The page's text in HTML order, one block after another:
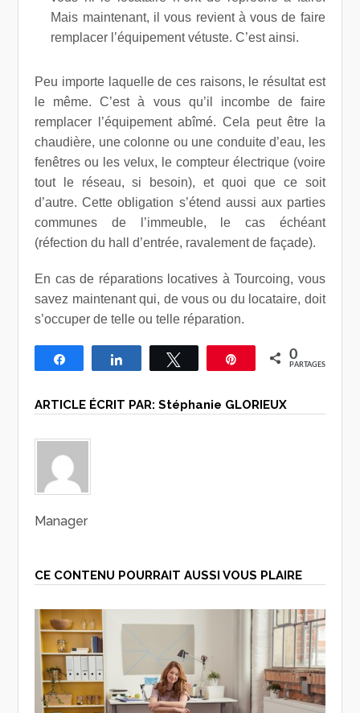
Mais maintenant, il vous revient à vous de faire
remplacer l’équipement vétuste. C’est ainsi.
Peu importe laquelle de ces raisons, le résultat est
le même. C’est à vous qu’il incombe de faire
remplacer l’équipement abîmé. Cela peut être la
chaudière, une colonne ou une conduite d’eau, les
fenêtres ou les velux, le compteur électrique (voire
tout le réseau, si besoin), et quoi que ce soit
d’autre. Cette obligation s’étend aussi aux parties
communes de l’immeuble, le cas échéant
(réfection du hall d’entrée, ravalement de façade).
En cas de réparations locatives à Tourcoing, vous
savez maintenant qui, de vous ou du locataire, doit
s’occuper de telle ou telle réparation.
Partagez Partagez Tweetez Épingle 0
PARTAGES
ARTICLE ÉCRIT PAR:Stéphanie GLORIEUX
Manager
CE CONTENU POURRAIT AUSSI VOUS PLAIRE